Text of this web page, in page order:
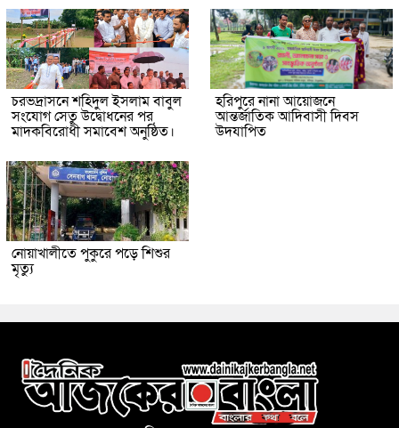
চরভদ্রাসনে শহিদুল ইসলাম বাবুল
সংযোগ সেতু উদ্বোধনের পর
মাদকবিরোধী সমাবেশ অনুষ্ঠিত।
হরিপুরে নানা আয়োজনে
আন্তর্জাতিক আদিবাসী দিবস
উদযাপিত
নোয়াখালীতে পুকুরে পড়ে শিশুর
মৃত্যু